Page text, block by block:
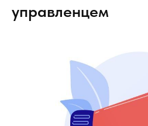
управленцем